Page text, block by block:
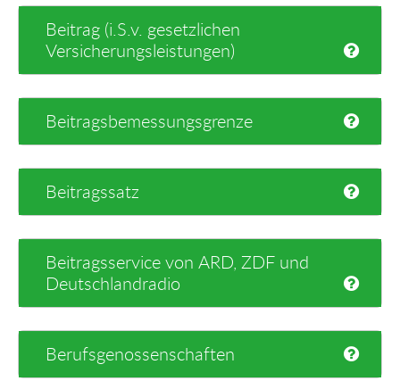
Beitrag (i.S.v. gesetzlichen
Versicherungsleistungen)
Beitragsbemessungsgrenze
Beitragssatz
Beitragsservice von ARD, ZDF und
Deutschlandradio
Berufsgenossenschaften